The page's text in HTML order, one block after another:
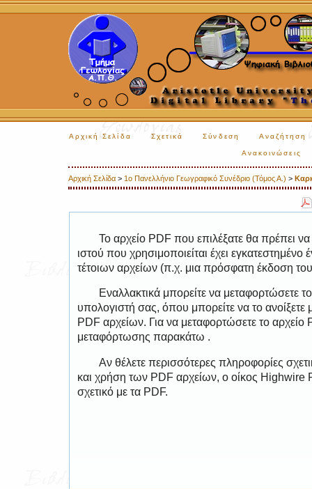
Αρχική Σελίδα Σχετικά Σύνδεση Αναζήτηση
Ανακοινώσεις
Αρχική Σελίδα > 1ο Πανελλήνιο Γεωγραφικό Συνέδριο (Τόμος Α.) >
Το αρχείο PDF που επιλέξατε θα πρέπει
ιστού που χρησιμοποιείται έχει
τέτοιων αρχείων (π.χ. μια πρόσφατη έκδοση
Εναλλακτικά μπορείτε να μεταφορτώσετε
υπολογιστή σας, όπου μπορείτε να το
PDF αρχείων. Για να μεταφορτώσετε το
μεταφόρτωσης παρακάτω .
Αν θέλετε περισσότερες πληροφορίες
και χρήση των PDF αρχείων, ο οίκος Highwire
σχετικό με τα PDF.